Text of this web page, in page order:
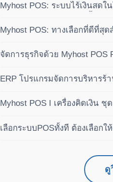
Myhost POS: ระบบไร้เงินสด
Myhost POS: ทางเลือกที่ดีที่สุ
จัดการธุรกิจด้วย Myhost
ERP โปรแกรมจัดการบริหาร
Myhost POS I เครื่องคิดเงิน
เลือกระบบPOSทั้งที ต้องเลือก
ดู